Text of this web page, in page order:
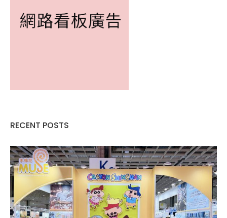
RECENT POSTS